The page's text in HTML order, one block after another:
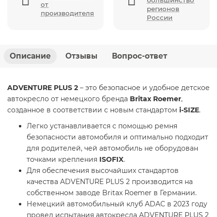
от
производителя
регионов
России
Описание Отзывы Вопрос-ответ
ADVENTURE PLUS 2 – это безопасное и удобное детское
автокресло от немецкого бренда Britax Roemer,
созданное в соответствии с новым стандартом i-SIZE.
Легко устанавливается с помощью ремня
безопасности автомобиля и оптимально подходит
для родителей, чей автомобиль не оборудован
точками крепления ISOFIX.
Для обеспечения высочайших стандартов
качества ADVENTURE PLUS 2 производится на
собственном заводе Britax Roemer в Германии.
Немецкий автомобильный клуб ADAC в 2023 году
провел испытания автокресла ADVENTURE PLUS 2